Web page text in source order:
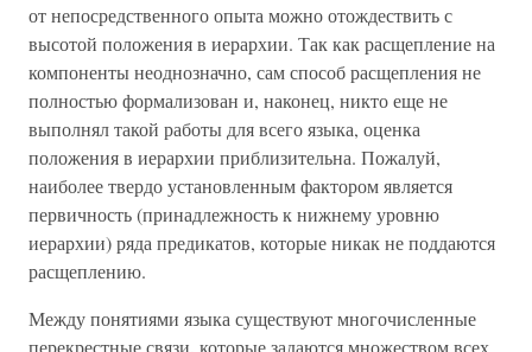
от непосредственного опыта можно отождествить с
высотой положения в иерархии. Так как расщепление на
компоненты неоднозначно, сам способ расщепления не
полностью формализован и, наконец, никто еще не
выполнял такой работы для всего языка, оценка
положения в иерархии приблизительна. Пожалуй,
наиболее твердо установленным фактором является
первичность (принадлежность к нижнему уровню
иерархии) ряда предикатов, которые никак не поддаются
расщеплению.
Между понятиями языка существуют многочисленные
перекрестные связи, которые задаются множеством всех